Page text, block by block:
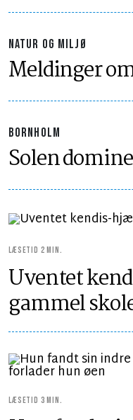
NATUR OG MILJØ
Meldinger
BORNHOLM
Solen
LÆSETID 2 MIN.
Uventet
gammel
LÆSETID 3 MIN.